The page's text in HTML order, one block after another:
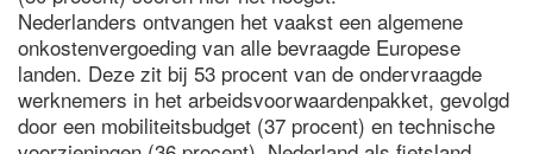
Nederlanders ontvangen het vaakst een algemene
onkostenvergoeding van alle bevraagde Europese
landen. Deze zit bij 53 procent van de ondervraagde
werknemers in het arbeidsvoorwaardenpakket, gevolgd
door een mobiliteitsbudget (37 procent) en technische